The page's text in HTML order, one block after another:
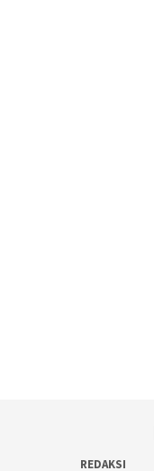
REDAKSI